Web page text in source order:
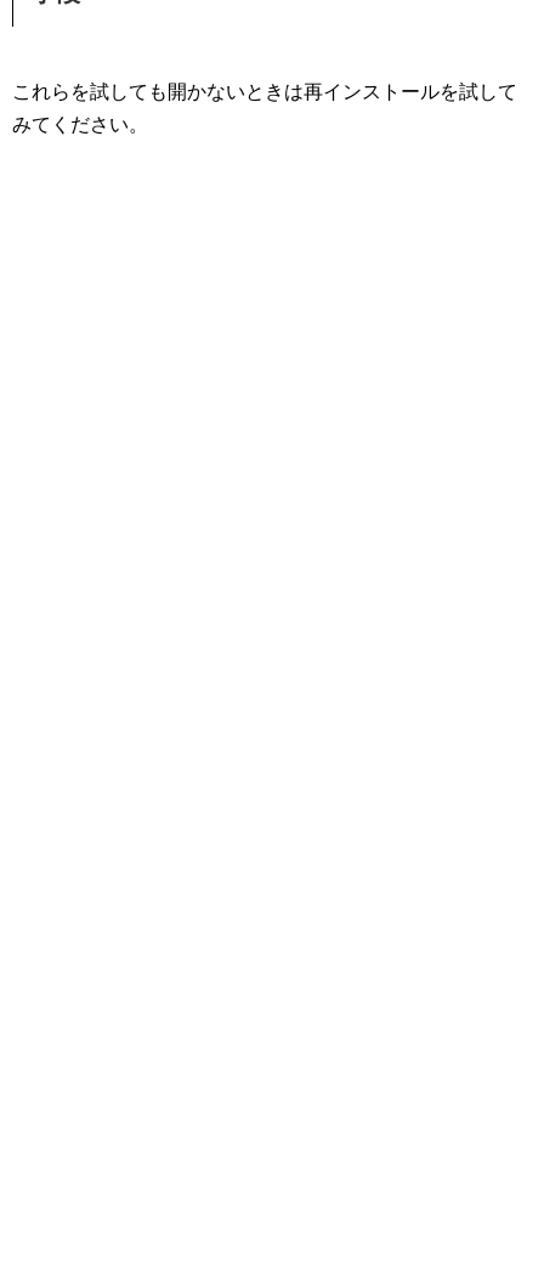
これらを試しても開かないときは再インストールを試して
みてください。